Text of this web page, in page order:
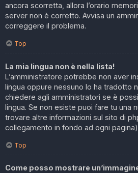
ancora scorretta, allora l’orario
server non è corretto. Avvisa un
correggere il problema.
Top
La mia lingua non è nella lista!
L’amministratore potrebbe non aver
lingua oppure nessuno lo ha tradotto
chiedere agli amministratori se è
lingua. Se non esiste puoi fare tu una
trovare altre informazioni sul sito di
collegamento in fondo ad ogni
Top
Come posso mostrare